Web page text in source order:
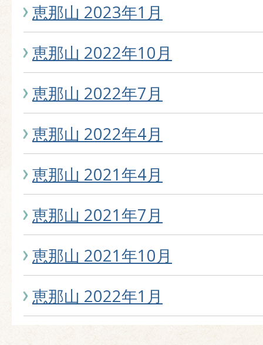
恵那山 2023年1月
恵那山 2022年10月
恵那山 2022年7月
恵那山 2022年4月
恵那山 2021年4月
恵那山 2021年7月
恵那山 2021年10月
恵那山 2022年1月